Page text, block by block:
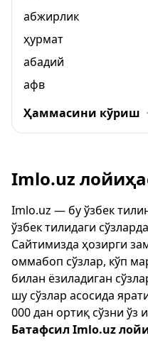
абжирлик
ҳурмат
абадий
афв
Ҳаммасини кўриш
Imlo.uz
Imlo.uz — бу ўзбек
ўзбек тилидаги
Сайтимизда ҳозирги
оммабоп сўзлар, кўп
билан ёзиладиган
шу сўзлар асосида
000 дан ортиқ сўзни ўз
Батафсил Imlo.uz